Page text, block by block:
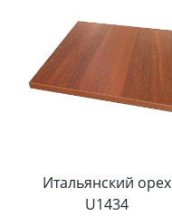
Итальянский орех
U1434